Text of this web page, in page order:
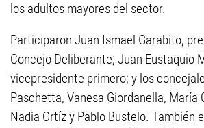
los adultos mayores del sector.
Participaron Juan Ismael Garabito,
Concejo Deliberante; Juan Eustaquio
vicepresidente primero; y los
Paschetta, Vanesa Giordanella, María
Nadia Ortíz y Pablo Bustelo. También